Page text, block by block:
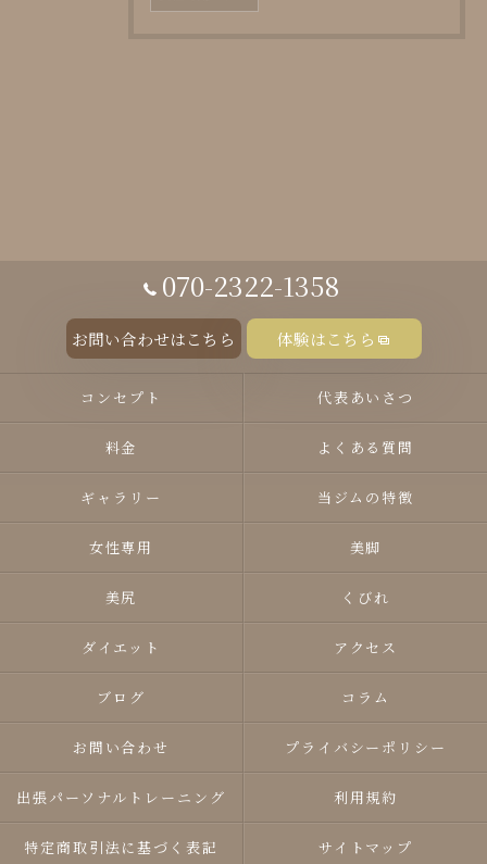
070-2322-1358
お問い合わせはこちら 体験はこちら
コンセプト 代表あいさつ
料金 よくある質問
ギャラリー 当ジムの特徴
女性専用 美脚
美尻 くびれ
ダイエット アクセス
ブログ コラム
お問い合わせ プライバシーポリシー
出張パーソナルトレーニング 利用規約
特定商取引法に基づく表記 サイトマップ